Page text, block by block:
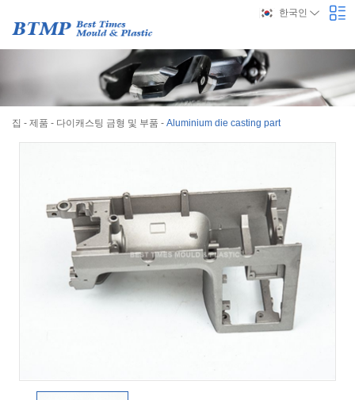
한국인
집 - 제품 - 다이캐스팅 금형 및 부품 - Aluminium die casting part